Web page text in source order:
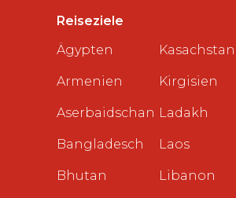
Reiseziele
Ägypten
Armenien
Aserbaidschan
Bangladesch
Bhutan
Kasachstan
Kirgisien
Ladakh
Laos
Libanon